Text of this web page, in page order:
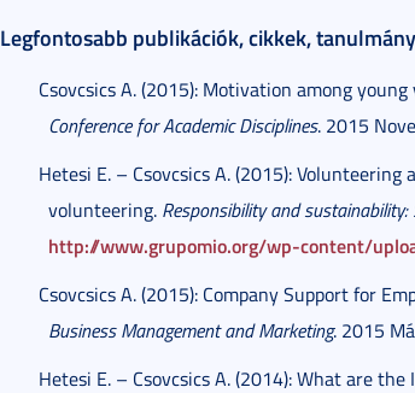
Legfontosabb publikációk, cikkek,
Csovcsics A. (2015): Motivation among
Conference for Academic Disciplines. 2015
Hetesi E. – Csovcsics A. (2015):
volunteering. Responsibility and sustainability:
http://www.grupomio.org/wp-content/
Csovcsics A. (2015): Company Support for
Business Management and Marketing. 2015
Hetesi E. – Csovcsics A. (2014): What are